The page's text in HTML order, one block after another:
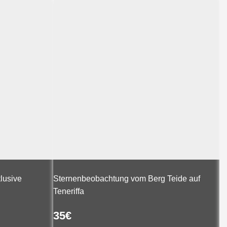
Sternenbeobachtung vom Berg Teide auf
Teneriffa
35€